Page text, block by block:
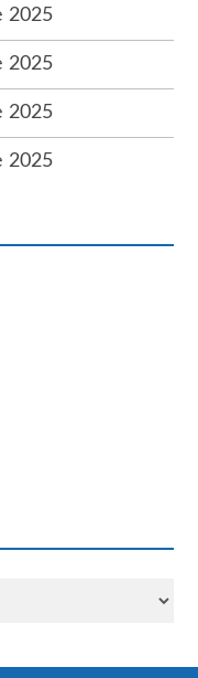
2025
2025
2025
2025